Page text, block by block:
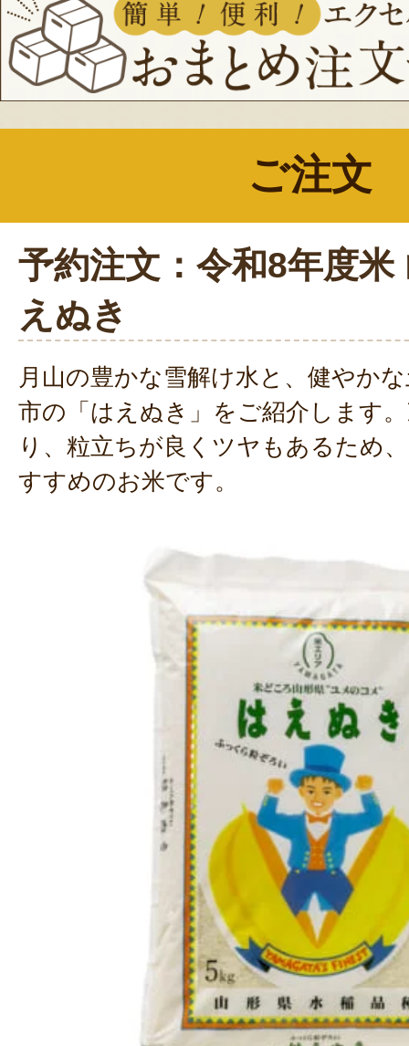
ご注文
予約注文：令和8年度米
えぬき
月山の豊かな雪解け水と、健やか
市の「はえぬき」をご紹介します
り、粒立ちが良くツヤもあるため
すすめのお米です。